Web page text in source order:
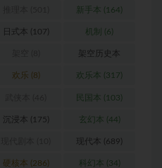
新手本 (164)
日式本 (107) 机制 (6)
架空历史本
(102)
欢乐 (8) 欢乐本 (317)
民国本 (103)
沉浸本 (175) 玄幻本 (44)
现代本 (689)
硬核本 (286) 科幻本 (34)